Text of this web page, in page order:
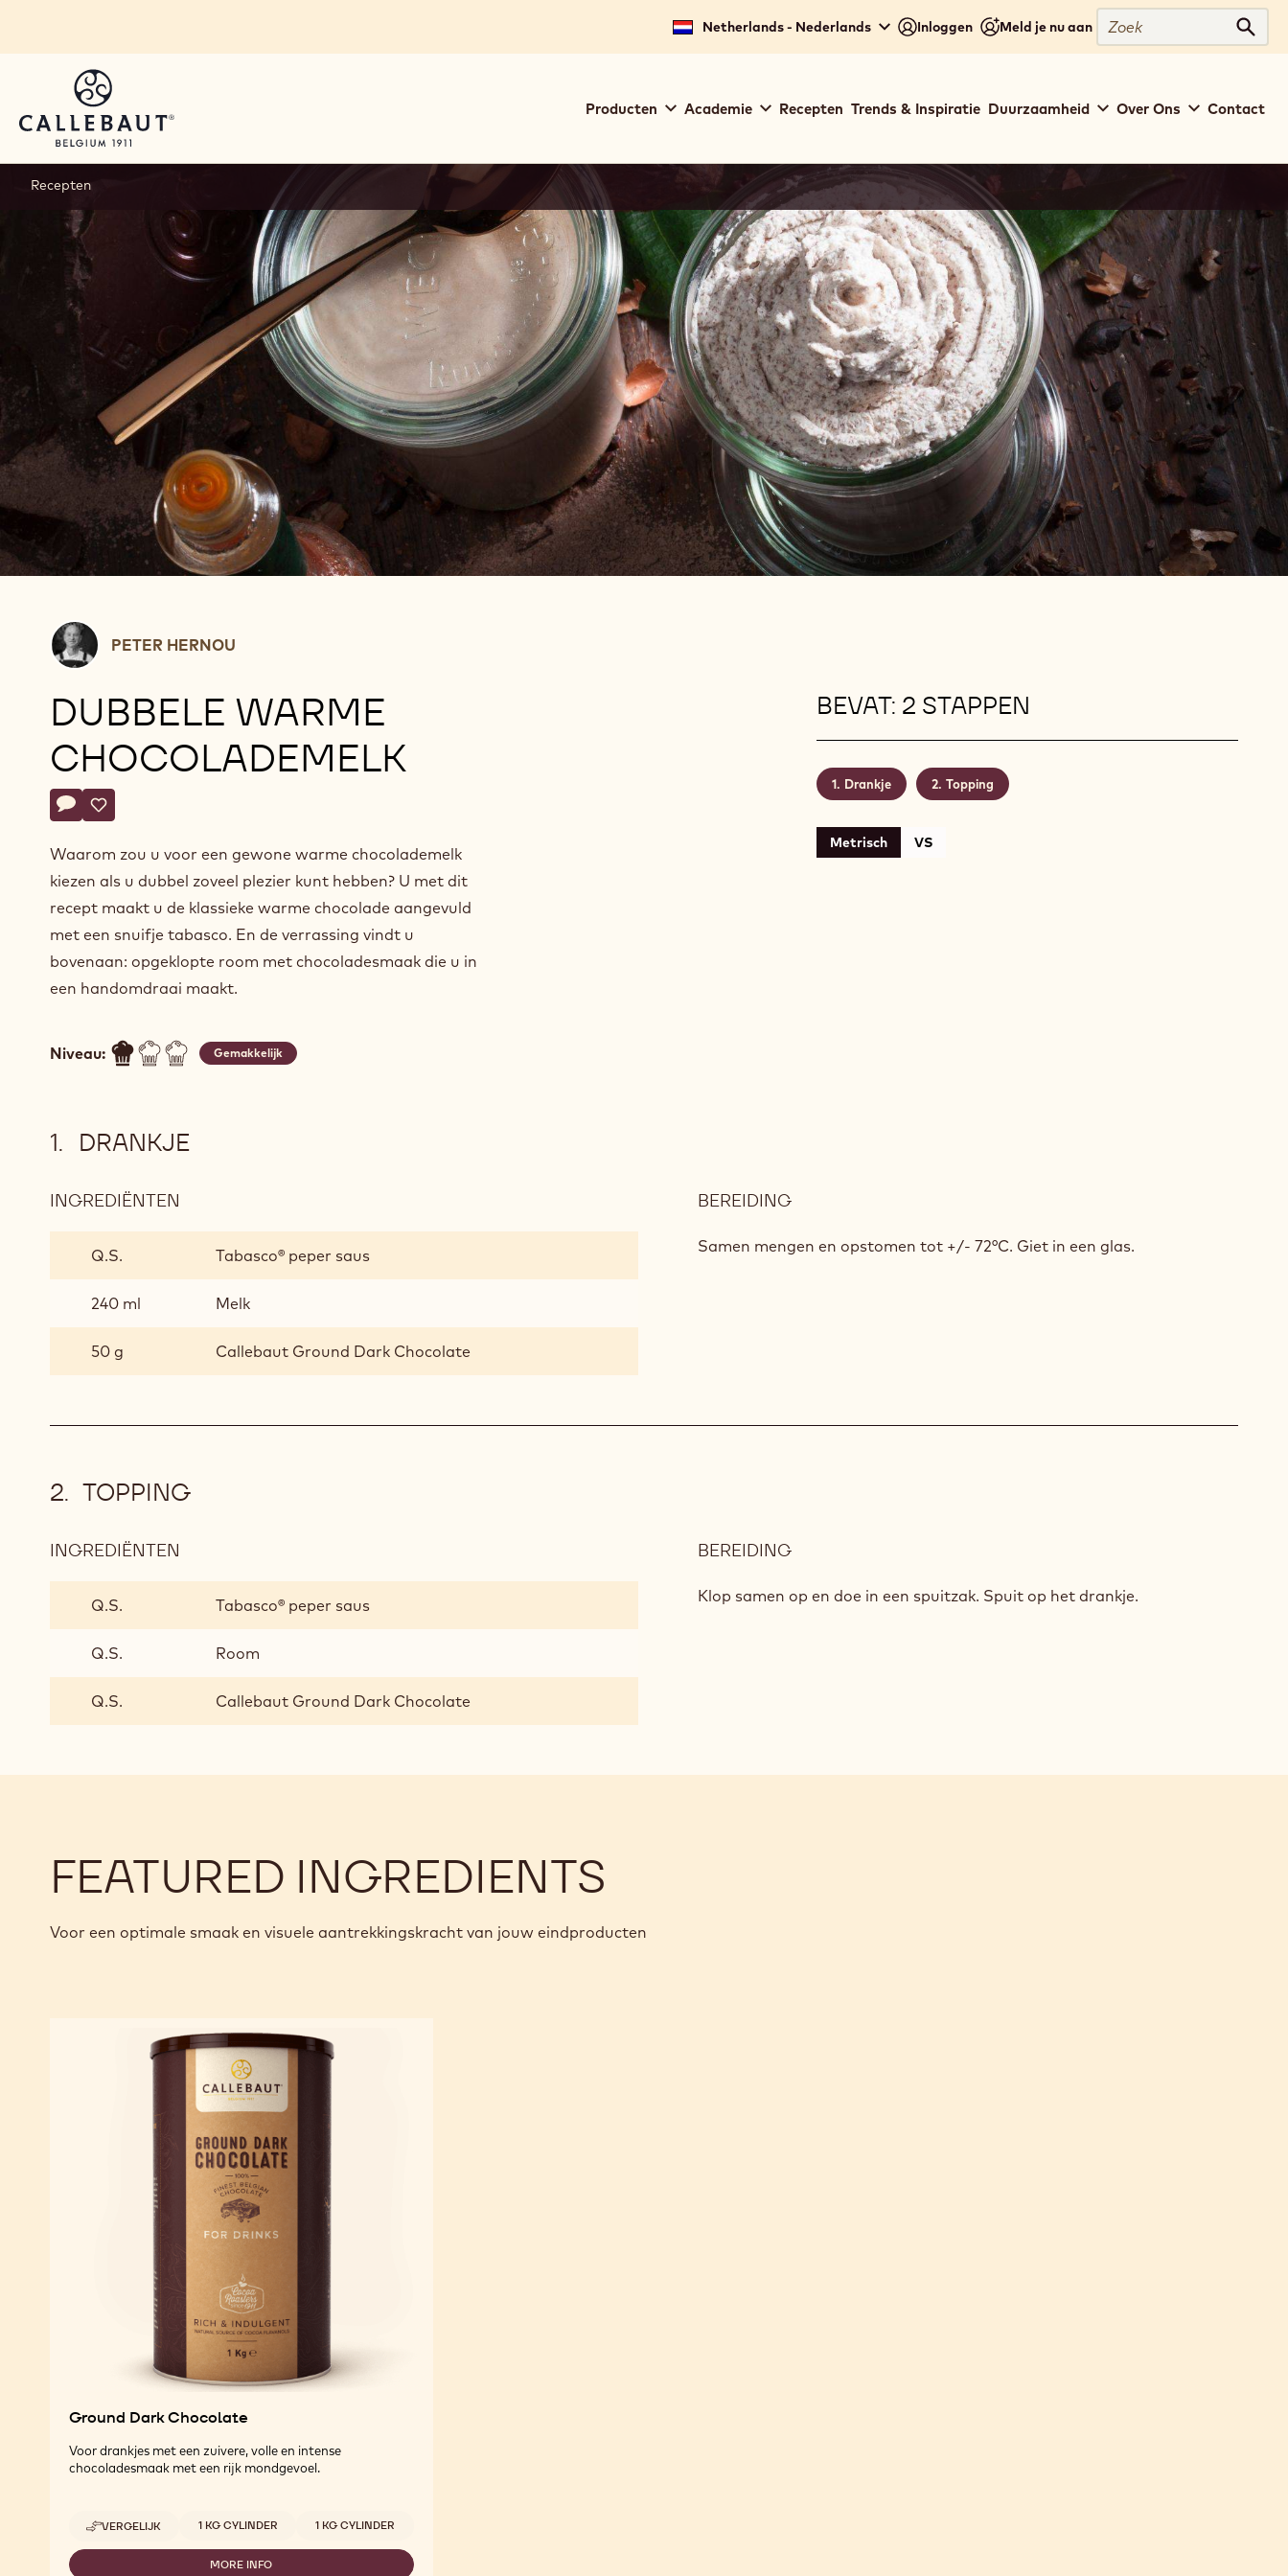
Netherlands - Nederlands Inloggen Meld je nu aan
Zoek
Zoek
navigation
Producten Academie Recepten Trends & Inspiratie Duurzaamheid Over Ons Contact
Recepten
Peter
Hernou
PETER HERNOU
DUBBELE WARME
CHOCOLADEMELK
Actions
Schrijf een commentaar op
- Dubbele warme chocolademelk
Opslaan
- Dubbele warme chocolademelk
Waarom zou u voor een gewone warme chocolademelk
kiezen als u dubbel zoveel plezier kunt hebben? U met dit
recept maakt u de klassieke warme chocolade aangevuld
met een snuifje tabasco. En de verrassing vindt u
bovenaan: opgeklopte room met chocoladesmaak die u in
een handomdraai maakt.
Niveau: Gemakkelijk
BEVAT: 2 STAPPEN
Drankje Topping
Metrisch VS
DRANKJE
INGREDIËNTEN
Q.S. Tabasco® peper saus
240 ml Melk
50 g Callebaut Ground Dark Chocolate
BEREIDING:
Samen mengen en opstomen tot +/- 72°C. Giet in een glas.
TOPPING
INGREDIËNTEN
Q.S. Tabasco® peper saus
Q.S. Room
Q.S. Callebaut Ground Dark Chocolate
BEREIDING:
Klop samen op en doe in een spuitzak. Spuit op het drankje.
FEATURED INGREDIENTS
Voor een optimale smaak en visuele aantrekkingskracht van jouw eindproducten
Ground Dark Chocolate
Voor drankjes met een zuivere, volle en intense
chocoladesmaak met een rijk mondgevoel.
VERGELIJK
-
GROUND
Beschikbare maten
1 KG CYLINDER 1 KG CYLINDER
MORE INFO
-